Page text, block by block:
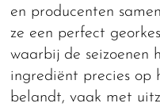
en producenten
ze een perfect
waarbij de seizoenen
ingrediënt precies op
belandt, vaak met